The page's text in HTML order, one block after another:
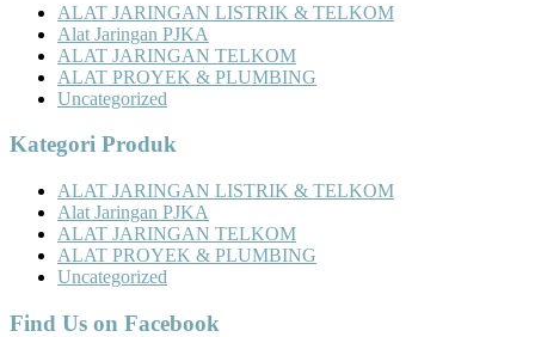
ALAT JARINGAN LISTRIK & TELKOM
Alat Jaringan PJKA
ALAT JARINGAN TELKOM
ALAT PROYEK & PLUMBING
Uncategorized
Kategori Produk
ALAT JARINGAN LISTRIK & TELKOM
Alat Jaringan PJKA
ALAT JARINGAN TELKOM
ALAT PROYEK & PLUMBING
Uncategorized
Find Us on Facebook